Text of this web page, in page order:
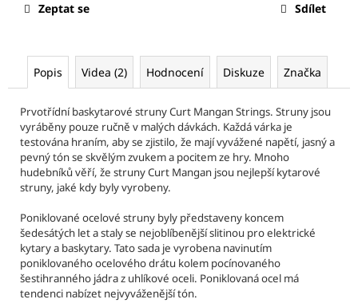
Zeptat se Sdílet
Popis Videa (2) Hodnocení Diskuze Značka
Prvotřídní baskytarové struny Curt Mangan Strings. Struny jsou
vyráběny pouze ručně v malých dávkách. Každá várka je
testována hraním, aby se zjistilo, že mají vyvážené napětí, jasný a
pevný tón se skvělým zvukem a pocitem ze hry. Mnoho
hudebníků věří, že struny Curt Mangan jsou nejlepší kytarové
struny, jaké kdy byly vyrobeny.
Poniklované ocelové struny byly představeny koncem
šedesátých let a staly se nejoblíbenější slitinou pro elektrické
kytary a baskytary. Tato sada je vyrobena navinutím
poniklovaného ocelového drátu kolem pocínovaného
šestihranného jádra z uhlíkové oceli. Poniklovaná ocel má
tendenci nabízet nejvyváženější tón.
o
u
č
u
j
e
m
e
CURT
MANGAN
STRINGS
PETR